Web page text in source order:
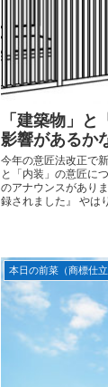
「建築物」
影響があるか
今年の意匠法改正で
と「内装」の意匠に
のアナウンスがあり
録されました』 やは
本日の前菜（商標仕立